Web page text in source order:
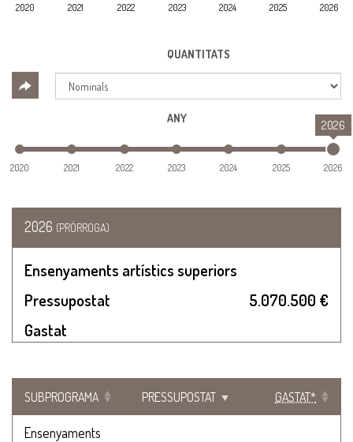
2020 2021 2022 2023 2024 2025 2026
QUANTITATS
ANY 2026
2020 2021 2022 2023 2024 2025 2026
2026 (PRÒRROGA)
Ensenyaments artístics superiors
Pressupostat
5.070.500 €
Gastat
SUBPROGRAMA PRESSUPOSTAT GASTAT*
Ensenyaments